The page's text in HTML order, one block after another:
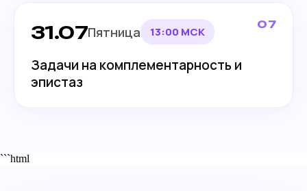
07
31.07Пятница 13:00 МСК
Задачи на комплементарность и
эпистаз
```html